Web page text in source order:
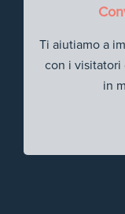
Ti aiutiamo a
con i visitatori
in